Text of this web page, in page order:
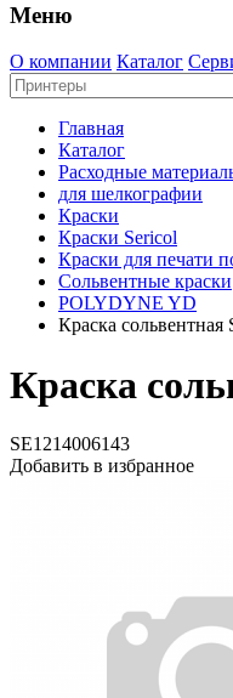
Меню
О компании Каталог
Главная
Каталог
Расходные
для шелкографии
Краски
Краски Sericol
Краски для печати
Сольвентные краски
POLYDYNE YD
Краска
Краска
SE1214006143
Добавить в избранное